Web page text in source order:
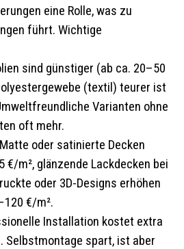
eine Rolle, was zu
führt. Wichtige
sind günstiger (ab ca. 20–50
(textil) teurer ist
Varianten ohne
oft mehr.
oder satinierte Decken
€/m², glänzende Lackdecken bei
oder 3D-Designs erhöhen
€/m².
Installation kostet extra
Selbstmontage spart, ist aber